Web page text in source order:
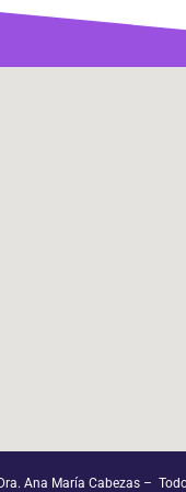
Ana María Cabezas –